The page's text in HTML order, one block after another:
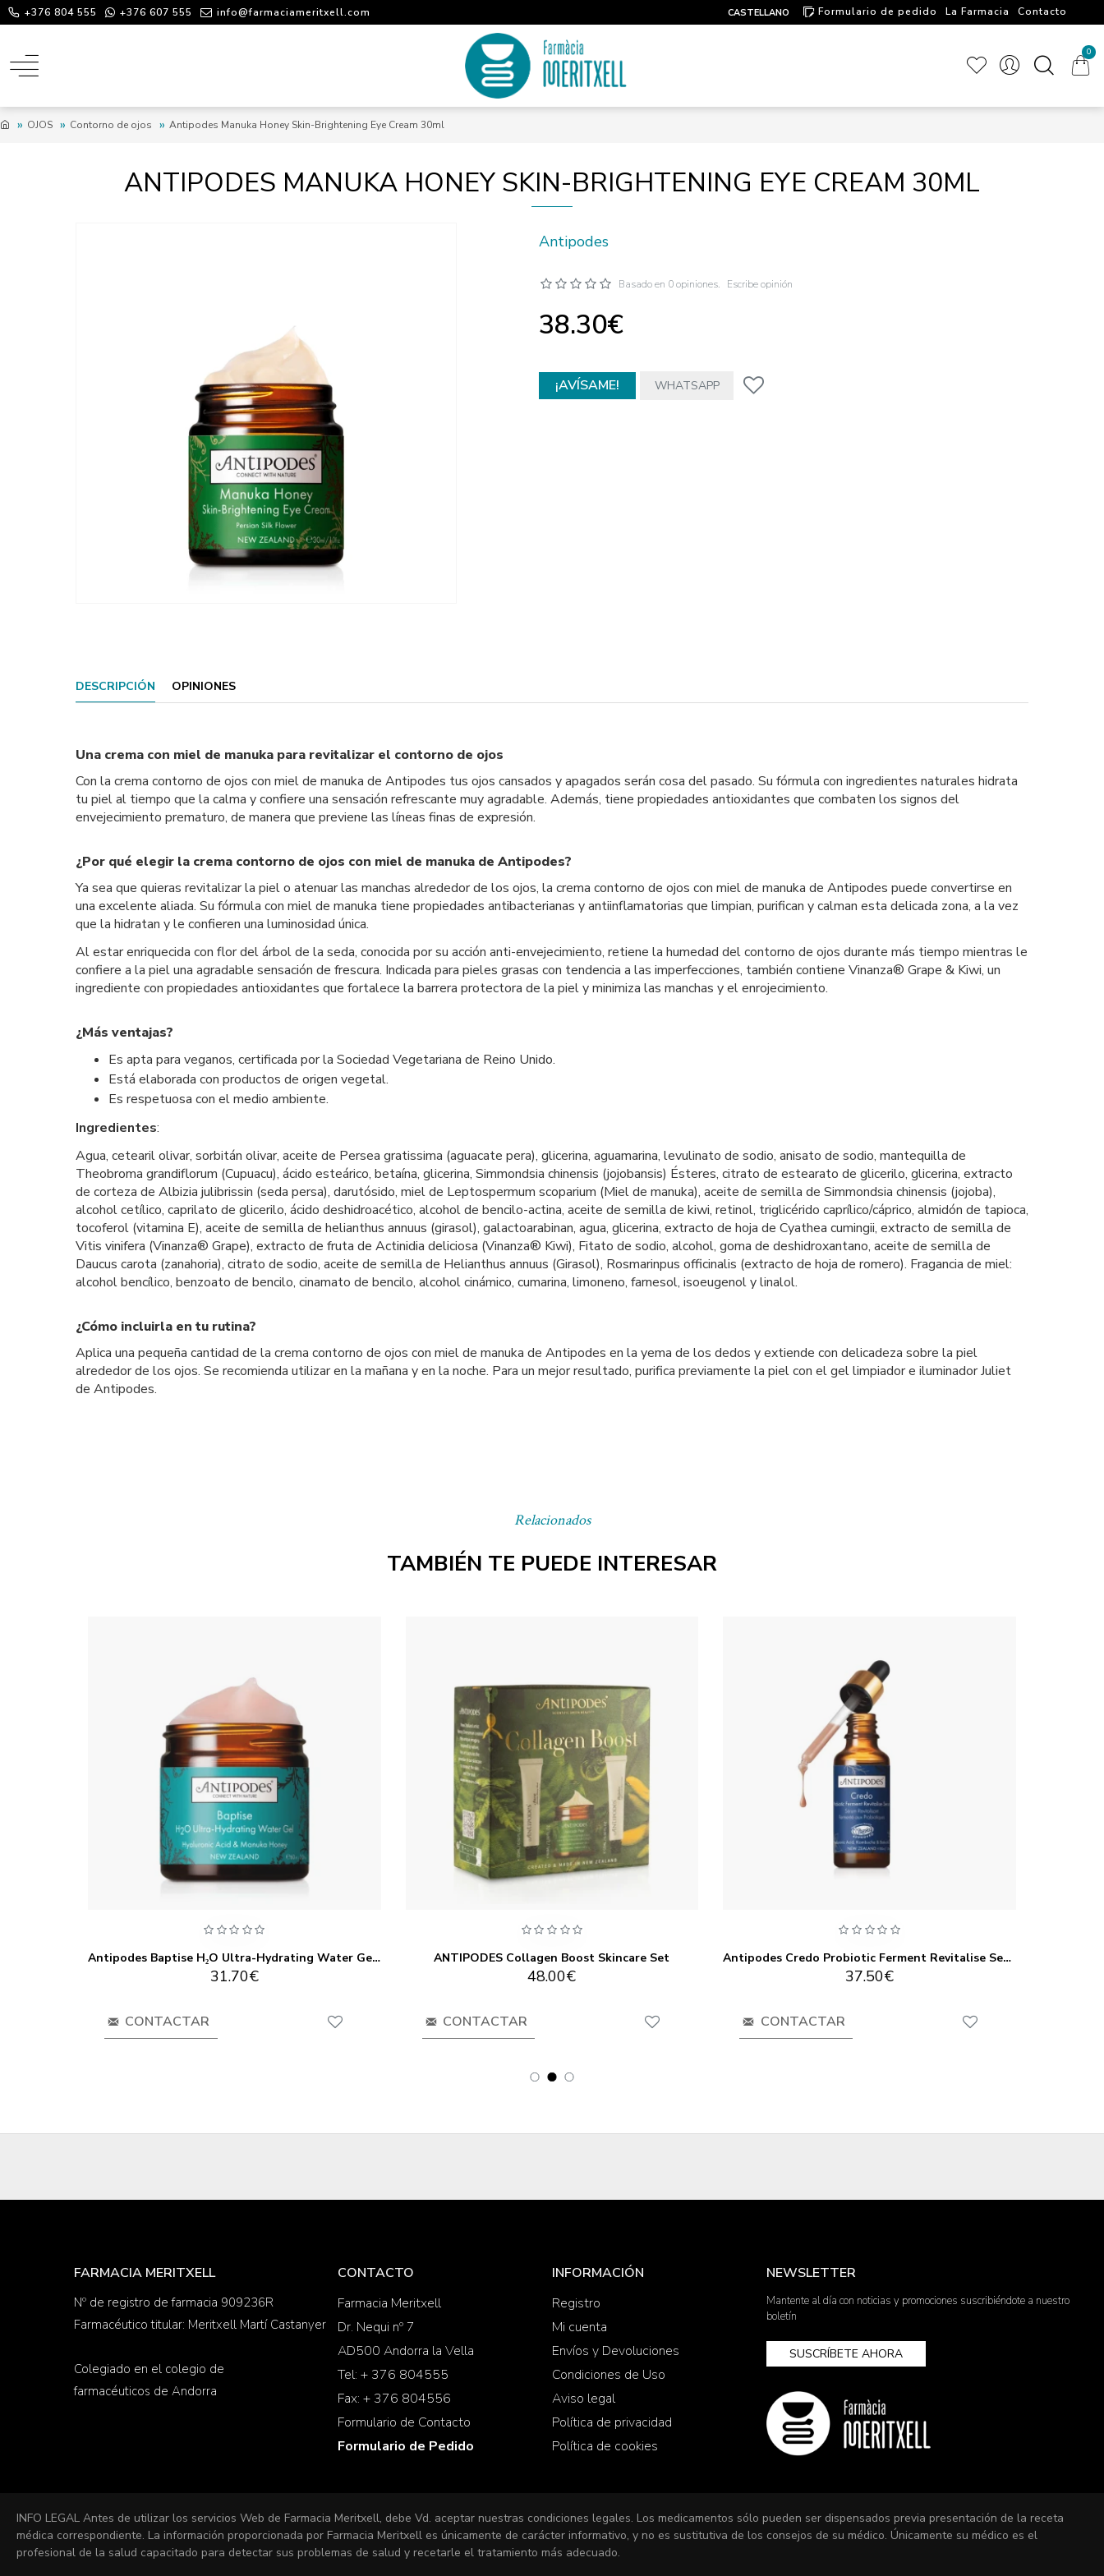
+376 804 555 +376 607 555 info@farmaciameritxell.com CASTELLANO Formulario de pedido La Farmacia
Contacto
0
OJOS Contorno de ojos Antipodes Manuka Honey Skin-Brightening Eye Cream 30ml
ANTIPODES MANUKA HONEY SKIN-BRIGHTENING EYE CREAM 30ML
Antipodes
Basado en 0 opiniones. Escribe opinión
38.30€
¡AVÍSAME! WHATSAPP
Relacionados
TAMBIÉN TE PUEDE INTERESAR
Antipodes Baptise H₂O Ultra-Hydrating Water Gel 60ml
31.70€
CONTACTAR
ANTIPODES Collagen Boost Skincare Set
48.00€
CONTACTAR
Antipodes Credo Probiotic Ferment Revitalise Serum 30ml
37.50€
CONTACTAR
DESCRIPCIÓN OPINIONES
Una crema con miel de manuka para revitalizar el contorno de ojos
Con la crema contorno de ojos con miel de manuka de Antipodes tus ojos cansados y apagados serán cosa del pasado. Su fórmula con ingredientes naturales hidrata
tu piel al tiempo que la calma y confiere una sensación refrescante muy agradable. Además, tiene propiedades antioxidantes que combaten los signos del
envejecimiento prematuro, de manera que previene las líneas finas de expresión.
¿Por qué elegir la crema contorno de ojos con miel de manuka de Antipodes?
Ya sea que quieras revitalizar la piel o atenuar las manchas alrededor de los ojos, la crema contorno de ojos con miel de manuka de Antipodes puede convertirse en
una excelente aliada. Su fórmula con miel de manuka tiene propiedades antibacterianas y antiinflamatorias que limpian, purifican y calman esta delicada zona, a la vez
que la hidratan y le confieren una luminosidad única.
Al estar enriquecida con flor del árbol de la seda, conocida por su acción anti-envejecimiento, retiene la humedad del contorno de ojos durante más tiempo mientras le
confiere a la piel una agradable sensación de frescura. Indicada para pieles grasas con tendencia a las imperfecciones, también contiene Vinanza® Grape & Kiwi, un
ingrediente con propiedades antioxidantes que fortalece la barrera protectora de la piel y minimiza las manchas y el enrojecimiento.
¿Más ventajas?
Es apta para veganos, certificada por la Sociedad Vegetariana de Reino Unido.
Está elaborada con productos de origen vegetal.
Es respetuosa con el medio ambiente.
Ingredientes:
Agua, cetearil olivar, sorbitán olivar, aceite de Persea gratissima (aguacate pera), glicerina, aguamarina, levulinato de sodio, anisato de sodio, mantequilla de
Theobroma grandiflorum (Cupuacu), ácido esteárico, betaína, glicerina, Simmondsia chinensis (jojobansis) Ésteres, citrato de estearato de glicerilo, glicerina, extracto
de corteza de Albizia julibrissin (seda persa), darutósido, miel de Leptospermum scoparium (Miel de manuka), aceite de semilla de Simmondsia chinensis (jojoba),
alcohol cetílico, caprilato de glicerilo, ácido deshidroacético, alcohol de bencilo-actina, aceite de semilla de kiwi, retinol, triglicérido caprílico/cáprico, almidón de tapioca,
tocoferol (vitamina E), aceite de semilla de helianthus annuus (girasol), galactoarabinan, agua, glicerina, extracto de hoja de Cyathea cumingii, extracto de semilla de
Vitis vinifera (Vinanza® Grape), extracto de fruta de Actinidia deliciosa (Vinanza® Kiwi), Fitato de sodio, alcohol, goma de deshidroxantano, aceite de semilla de
Daucus carota (zanahoria), citrato de sodio, aceite de semilla de Helianthus annuus (Girasol), Rosmarinpus officinalis (extracto de hoja de romero). Fragancia de miel:
alcohol bencílico, benzoato de bencilo, cinamato de bencilo, alcohol cinámico, cumarina, limoneno, farnesol, isoeugenol y linalol.
¿Cómo incluirla en tu rutina?
Aplica una pequeña cantidad de la crema contorno de ojos con miel de manuka de Antipodes en la yema de los dedos y extiende con delicadeza sobre la piel
alrededor de los ojos. Se recomienda utilizar en la mañana y en la noche. Para un mejor resultado, purifica previamente la piel con el gel limpiador e iluminador Juliet
de Antipodes.
FARMACIA MERITXELL
Nº de registro de farmacia 909236R
Farmacéutico titular: Meritxell Martí Castanyer
Colegiado en el colegio de
farmacéuticos de Andorra
CONTACTO
Farmacia Meritxell
Dr. Nequi nº 7
AD500 Andorra la Vella
Tel: + 376 804555
Fax: + 376 804556
Formulario de Contacto
Formulario de Pedido
INFORMACIÓN
Registro
Mi cuenta
Envíos y Devoluciones
Condiciones de Uso
Aviso legal
Política de privacidad
Política de cookies
NEWSLETTER
Mantente al día con noticias y promociones suscribiéndote a nuestro
boletín
SUSCRÍBETE AHORA
INFO LEGAL Antes de utilizar los servicios Web de Farmacia Meritxell, debe Vd. aceptar nuestras condiciones legales. Los medicamentos sólo pueden ser dispensados previa presentación de la receta
médica correspondiente. La información proporcionada por Farmacia Meritxell es únicamente de carácter informativo, y no es sustitutiva de los consejos de su médico. Únicamente su médico es el
profesional de la salud capacitado para detectar sus problemas de salud y recetarle el tratamiento más adecuado.